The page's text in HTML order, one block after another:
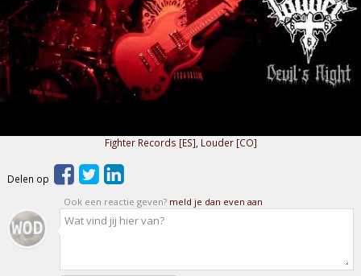
Fighter Records [ES] Louder [CO]
Delen op
Ook een reactie geven? meld je dan even aan